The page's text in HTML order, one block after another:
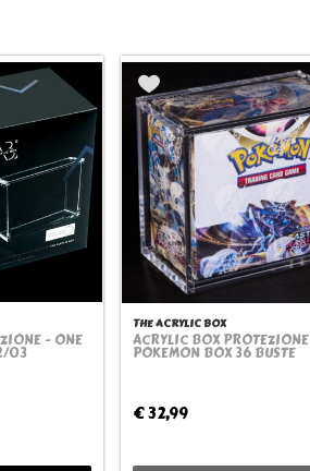
- ONE
03 Quickview
THE ACRYLIC BOX
ACRYLIC BOX PROTEZIONE
POKEMON BOX 36 BUSTE
€ 32,99